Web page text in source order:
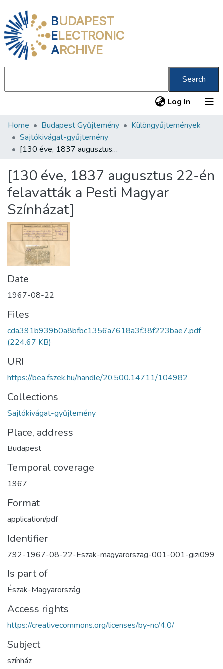
BUDAPEST
ELECTRONIC
ARCHIVE
Search
Log In (current)
Communities & Collections
All of DSpace
About us
Home Budapest Gyűjtemény
Különgyűjtemények
Sajtókivágat-gyűjtemény
[130 éve, 1837 augusztus 22-én felavatták a Pesti Magyar Színházat]
[130 éve, 1837 augusztus 22-én
felavatták a Pesti Magyar
Színházat]
Date
1967-08-22
Files
cda391b939b0a8bfbc1356a7618a3f38f223bae7.pdf
(224.67 KB)
URI
https://bea.fszek.hu/handle/20.500.14711/104982
Collections
Sajtókivágat-gyűjtemény
Place, address
Budapest
Temporal coverage
1967
Format
application/pdf
Identifier
792-1967-08-22-Eszak-magyarorszag-001-001-gizi099
Is part of
Észak-Magyarország
Access rights
https://creativecommons.org/licenses/by-nc/4.0/
Subject
színház